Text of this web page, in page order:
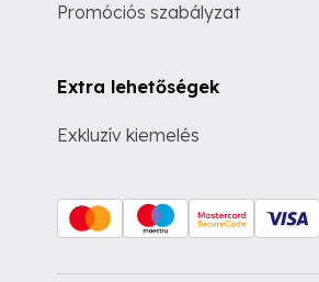
Promóciós szabályzat
Extra lehetőségek
Exkluzív kiemelés